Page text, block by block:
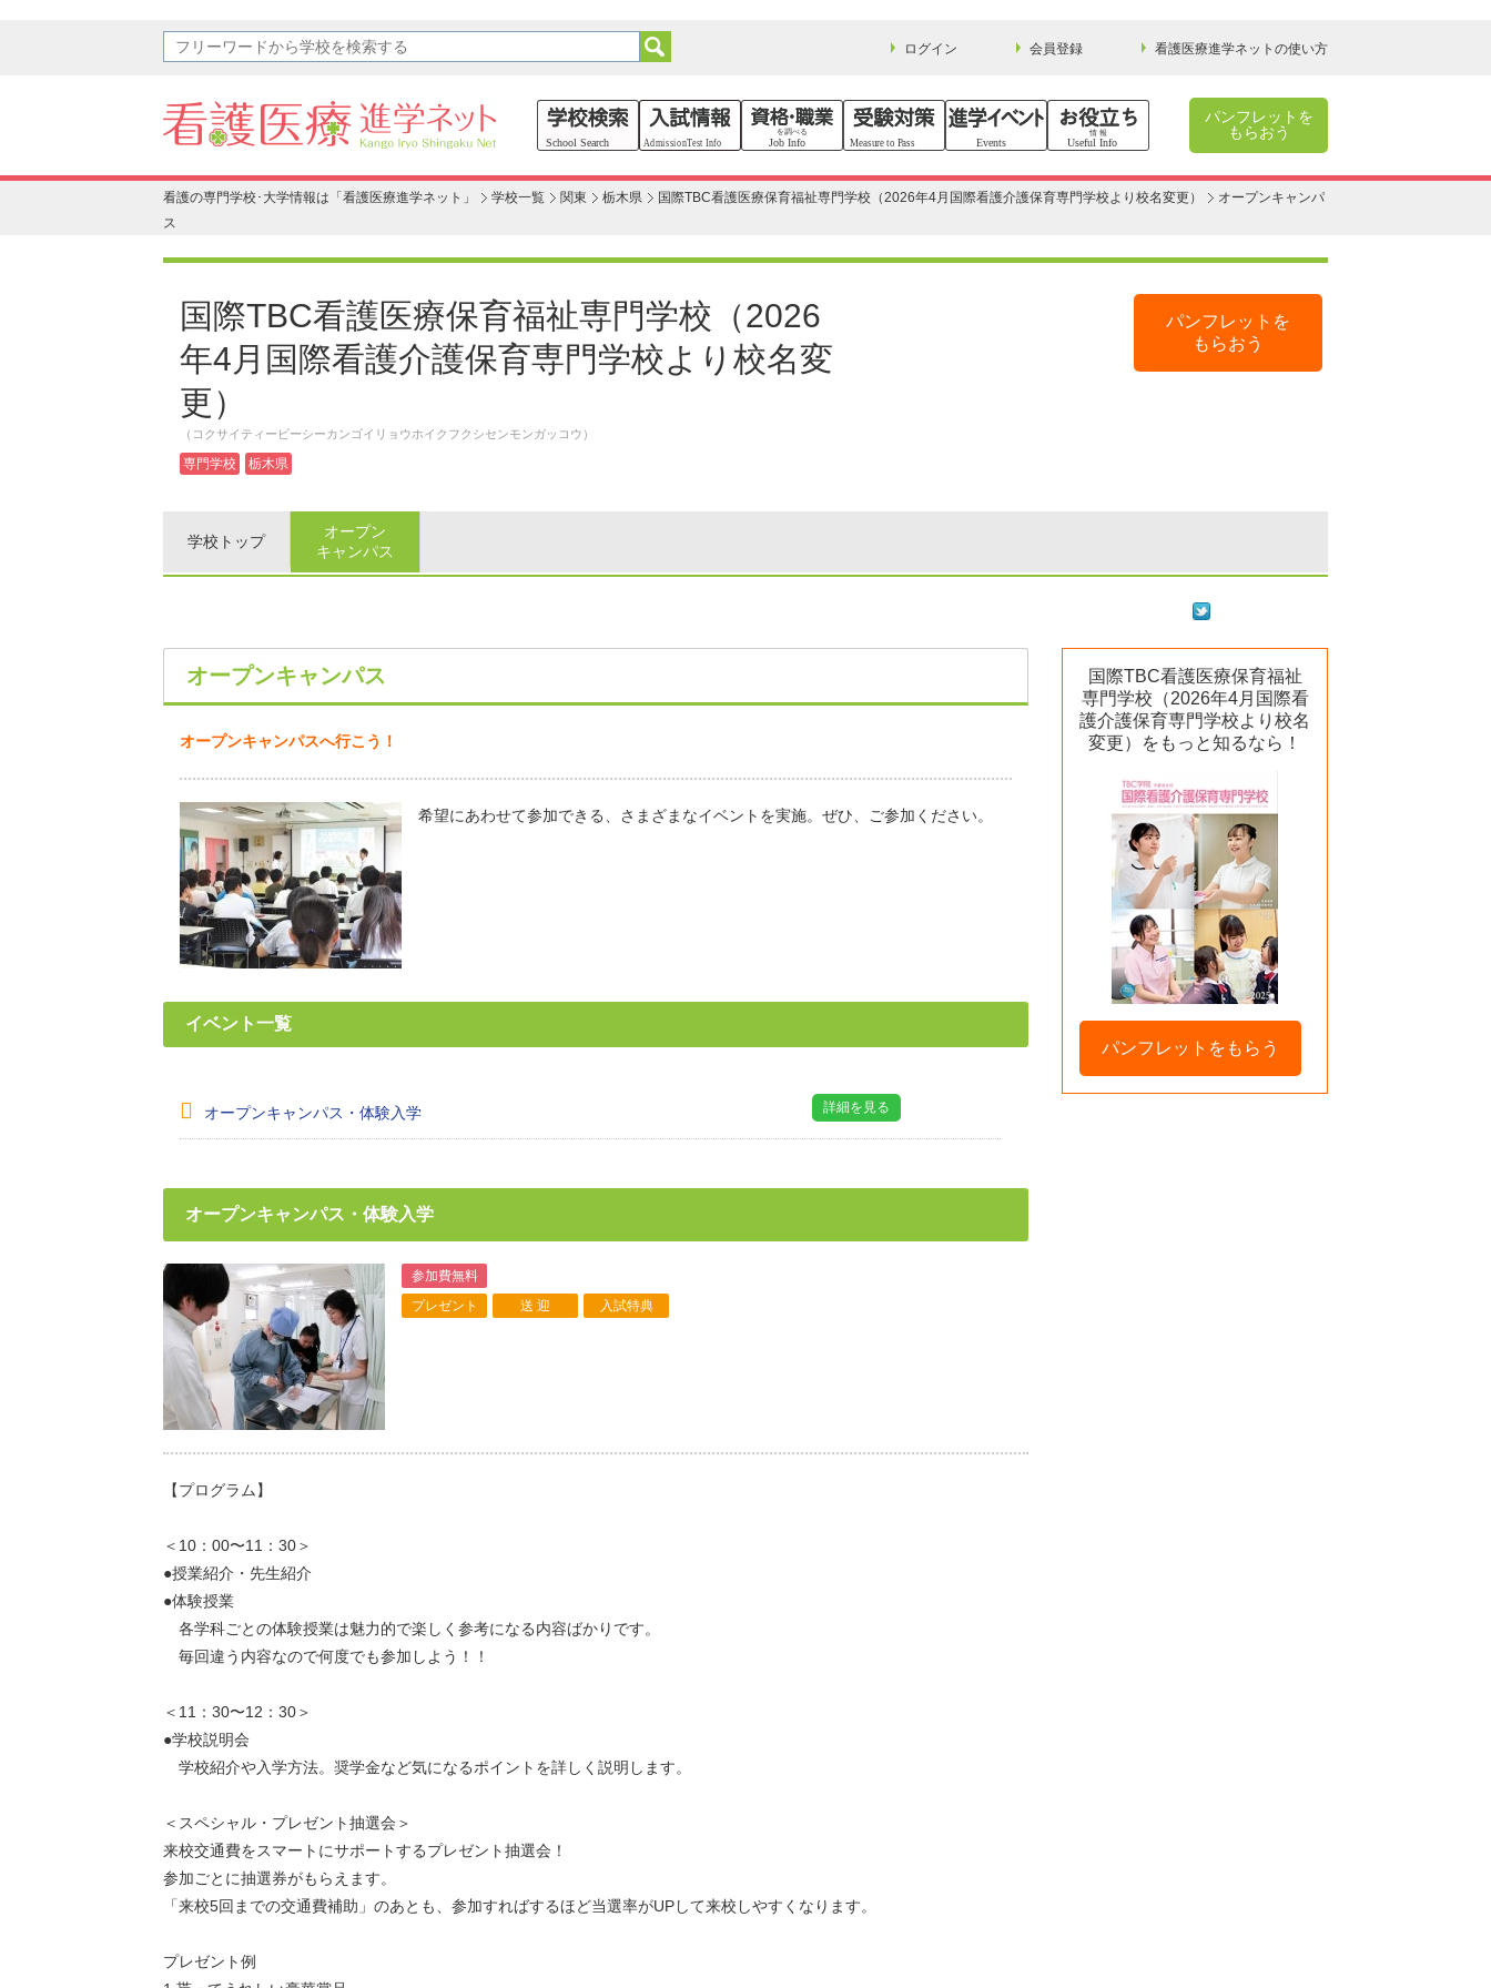
ログイン 会員登録 看護医療進学ネットの使い方
パンフレットを
もらおう
看護の専門学校･大学情報は「看護医療進学ネット」 学校一覧 関東 栃木県 国際TBC看護医療保育福祉専門学校（2026年4月国際看護介護保育専門学校より校名変更）
オープンキャンパ
ス
国際TBC看護医療保育福祉専門学校（2026
年4月国際看護介護保育専門学校より校名変
更）
（コクサイティービーシーカンゴイリョウホイクフクシセンモンガッコウ）
専門学校 栃木県
パンフレットを
もらおう
学校トップ
オープン
キャンパス
オープンキャンパス
オープンキャンパスへ行こう！
希望にあわせて参加できる、さまざまなイベントを実施。ぜひ、ご参加ください。
イベント一覧
オープンキャンパス・体験入学 詳細を見る
オープンキャンパス・体験入学
参加費無料
プレゼント
送 迎 入試特典
【プログラム】
＜10：00〜11：30＞
●授業紹介・先生紹介
●体験授業
各学科ごとの体験授業は魅力的で楽しく参考になる内容ばかりです。
毎回違う内容なので何度でも参加しよう！！
＜11：30〜12：30＞
●学校説明会
学校紹介や入学方法。奨学金など気になるポイントを詳しく説明します。
＜スペシャル・プレゼント抽選会＞
来校交通費をスマートにサポートするプレゼント抽選会！
参加ごとに抽選券がもらえます。
「来校5回までの交通費補助」のあとも、参加すればするほど当選率がUPして来校しやすくなります。
プレゼント例
国際TBC看護医療保育福祉
専門学校（2026年4月国際看
護介護保育専門学校より校名
変更）をもっと知るなら！
パンフレットをもらう